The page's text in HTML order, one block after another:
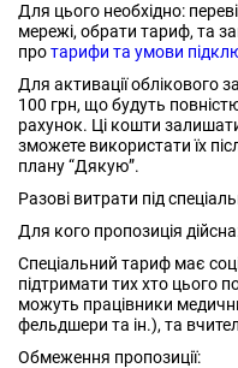
Для цього необхідно:
мережі, обрати тариф, та
протарифи та умови
Для активації облікового
100 грн, що будуть
рахунок. Ці кошти
зможете використати їх
плану “Дякую”.
Разові витрати під
Для кого пропозиція
Спеціальний тариф має
підтримати тих хто цього
можуть працівники
фельдшери та ін.), та
Обмеження пропозиції: